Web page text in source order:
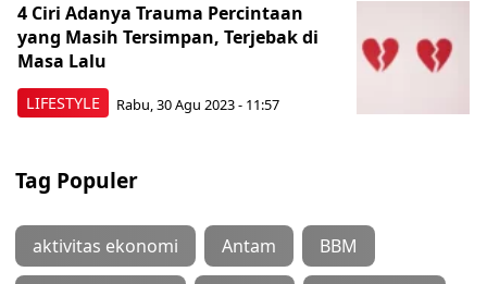
LIFESTYLE
4 Ciri Adanya Trauma Percintaan
yang Masih Tersimpan, Terjebak di
Masa Lalu
Rabu, 30 Agu 2023 - 11:57
Tag Populer
aktivitas ekonomi Antam BBM